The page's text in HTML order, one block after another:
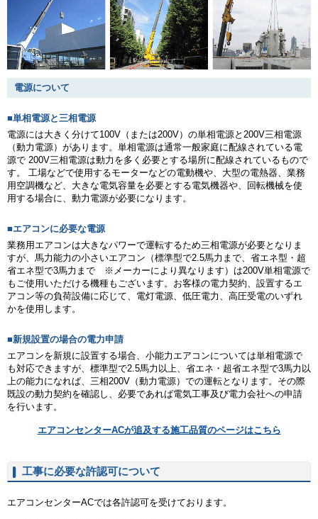
電源について
■単相電源と三相電源
電源には大きく分けて100V（または200V）の単相電源と200V三相電源
（動力電源）があります。単相電源は通常一般家庭に配線されている電
源で 200V三相電源は動力を多く必要とする場所に配線されているもので
す。 工場などで使用するモーターなどの電動機や、大型の電熱器、業務
用空調機など、大きな電気容量を必要とする電気機器や、回転機械を使
用する場合に、動力電源が必要になります。
■エアコンに必要な電源
業務用エアコンは大きなパワーで運転するため三相電源が必要となりま
すが、馬力能力の小さいエアコン（標準型で2.5馬力まで、省エネ型・超
省エネ型で3馬力まで ※メーカーにより異なります）は200V単相電源で
もご使用いただける機種もございます。お客様の電力契約、設置するエ
アコン等の負荷設備に応じて、電灯電源、低圧電力、高圧受電のいずれ
かを使用します。
■新規設置の場合の電力申請
エアコンを新規に設置する場合、小能力エアコンについては単相電源で
も対応できますが、標準型で2.5馬力以上、省エネ・超省エネ型で3馬力以
上の能力になれば、三相200V（動力電源）での運転となります。その際
既設の動力契約を確認し、必要であれば電気工事及び電力会社への申請
を行います。
エアコンセンターACが追及する施工品質のページはこちら
工事に必要な許認可について
エアコンセンターACでは各許認可を受けております。